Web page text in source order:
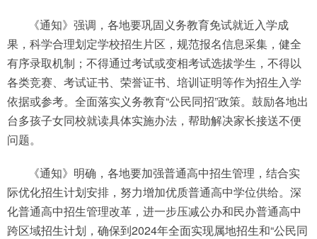
《通知》强调，各地要巩固义务教育免试就近入学成
果，科学合理划定学校招生片区，规范报名信息采集，健全
有序录取机制；不得通过考试或变相考试选拔学生，不得以
各类竞赛、考试证书、荣誉证书、培训证明等作为招生入学
依据或参考。全面落实义务教育“公民同招”政策。鼓励各地出
台多孩子女同校就读具体实施办法，帮助解决家长接送不便
问题。
《通知》明确，各地要加强普通高中招生管理，结合实
际优化招生计划安排，努力增加优质普通高中学位供给。深
化普通高中招生管理改革，进一步压减公办和民办普通高中
跨区域招生计划，确保到2024年全面实现属地招生和“公民同